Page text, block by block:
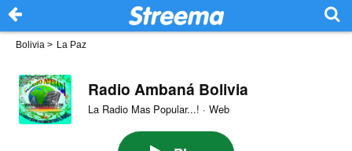
Bolivia > La Paz
Radio Ambaná Bolivia
La Radio Mas Popular...! · Web